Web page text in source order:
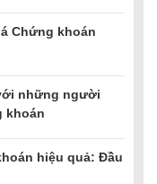
Chứng khoán
những người
khoán
hiệu quả: Đầu